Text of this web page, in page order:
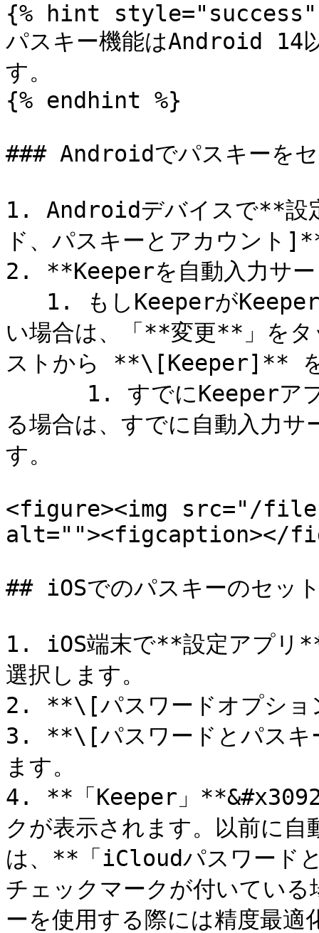
{% hint style="success"
パスキー機能はAndroid 14
す。
{% endhint %}
### Androidでパスキーを
1. Androidデバイスで**設
ド、パスキーとアカウント
2. **Keeperを自動入力サー
い場合は、「**変更**」をタ
ストから **\[Keeper]** を
る場合は、すでに自動入力
す。
<figure><img src="/files/
alt=""><figcaption></
## iOSでのパスキーのセッ
1. iOS端末で**設定アプ
選択します。
2. **\[パスワードオプショ
3. **\[パスワードとパスキ
ます。
4. **「Keeper」
クが表示されます。以前に
は、**「iCloudパスワード
チェックマークが付いてい
ーを使用する際には精度最